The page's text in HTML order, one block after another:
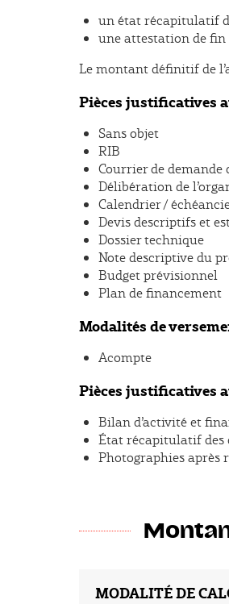
un état récapitulatif
une attestation de fin
Le montant définitif de
Pièces justificatives
Sans objet
RIB
Courrier de demande
Délibération de
Calendrier /
Devis descriptifs et
Dossier technique
Note descriptive du
Budget prévisionnel
Plan de financement
Modalités de
Acompte
Pièces justificatives
Bilan d’activité et
État récapitulatif des
Photographies après
MODALITÉ DE